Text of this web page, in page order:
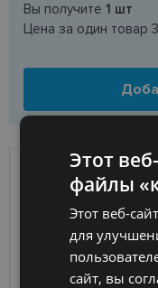
Вы получите 1 шт
Цена за один товар
ДОСТАВКА
Ориентировочная
Получить в
Этот
файлы
Этот веб-
для
сайт, вы